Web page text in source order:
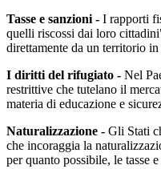
Tasse e sanzioni - I rapporti
quelli riscossi dai loro
direttamente da un territorio
I diritti del rifugiato - Nel
restrittive che tutelano il
materia di educazione e
Naturalizzazione - Gli Stati
che incoraggia la
per quanto possibile, le tasse